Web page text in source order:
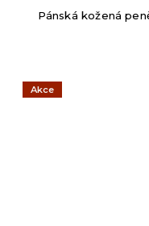
Pánská kožená
Akce